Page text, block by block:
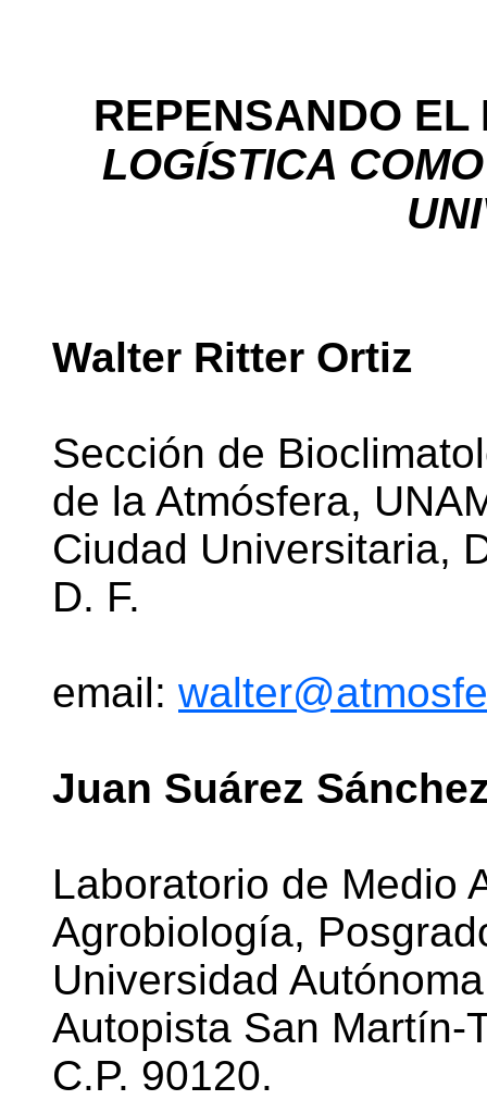
REPENSANDO
LOGÍSTICA
Walter Ritter Ortiz
Sección de
de la Atmósfera,
Ciudad Universitaria,
D. F.
email:
Juan Suárez
Laboratorio de Medio
Agrobiología,
Universidad
Autopista San Martín-
C.P. 90120.